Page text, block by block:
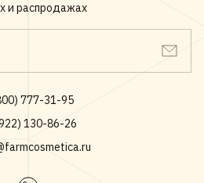
и распродажах
777-31-95
130-86-26